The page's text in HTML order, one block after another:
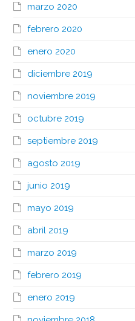
marzo 2020
febrero 2020
enero 2020
diciembre 2019
noviembre 2019
octubre 2019
septiembre 2019
agosto 2019
junio 2019
mayo 2019
abril 2019
marzo 2019
febrero 2019
enero 2019